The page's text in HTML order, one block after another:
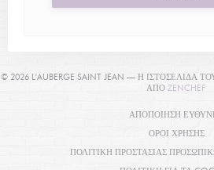
© 2026 L'AUBERGE SAINT JEAN — Η ΙΣΤΟΣΕΛΊΔΑ
ΑΠΌ ZENCHEF
ΑΠΟΠΟΊΗΣΗ
ΌΡΟΙ ΧΡΉΣΗΣ
ΠΟΛΙΤΙΚΉ ΠΡΟΣΤΑΣΊΑΣ